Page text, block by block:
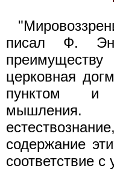
писал Ф.
церковная
пунктом и
мышления.
содержание
соответствие